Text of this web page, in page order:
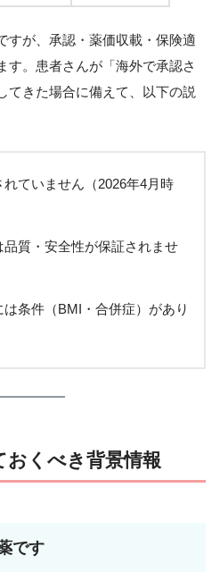
すが、承認・薬価収載・保険適
す。患者さんが「海外で承認さ
てきた場合に備えて、以下の説
れていません（2026年4月時
品質・安全性が保証されませ
は条件（BMI・合併症）があり
おくべき背景情報
です